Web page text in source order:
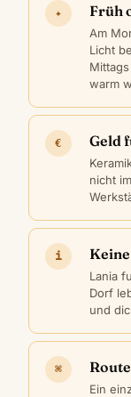
✦ Früh
Am
Licht
warm
€ Geld
nicht
i
Lania
Dorf
und
⌘
Ein